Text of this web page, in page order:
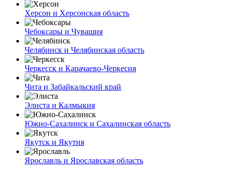
Херсон и Херсонская область
Чебоксары и Чувашия
Челябинск и Челябинская область
Черкесск и Карачаево-Черкесия
Чита и Забайкальский край
Элиста и Калмыкия
Южно-Сахалинск и Сахалинская область
Якутск и Якутия
Ярославль и Ярославская область